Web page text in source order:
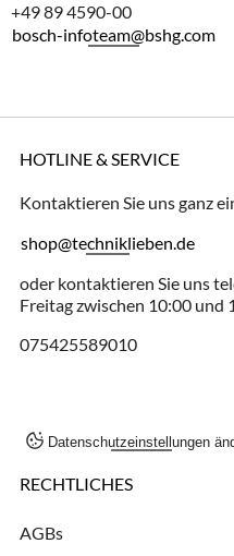
+49 89 4590-00
bosch-infoteam@bshg.com
HOTLINE & SERVICE
Kontaktieren Sie uns ganz
shop@techniklieben.de
oder kontaktieren Sie uns
Freitag zwischen 10:00 und
075425589010
Datenschutzeinstellungen
RECHTLICHES
AGBs